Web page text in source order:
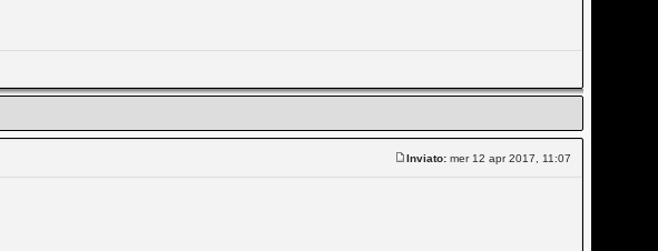
Inviato: mer 12 apr 2017, 11:07